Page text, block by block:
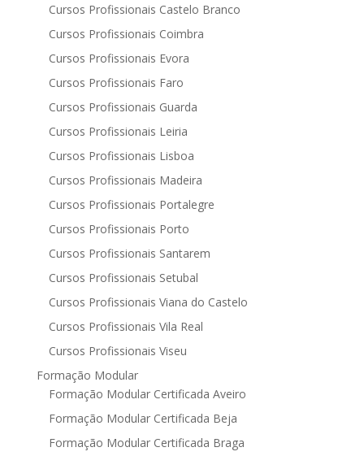
Cursos Profissionais Castelo Branco
Cursos Profissionais Coimbra
Cursos Profissionais Evora
Cursos Profissionais Faro
Cursos Profissionais Guarda
Cursos Profissionais Leiria
Cursos Profissionais Lisboa
Cursos Profissionais Madeira
Cursos Profissionais Portalegre
Cursos Profissionais Porto
Cursos Profissionais Santarem
Cursos Profissionais Setubal
Cursos Profissionais Viana do Castelo
Cursos Profissionais Vila Real
Cursos Profissionais Viseu
Formação Modular
Formação Modular Certificada Aveiro
Formação Modular Certificada Beja
Formação Modular Certificada Braga